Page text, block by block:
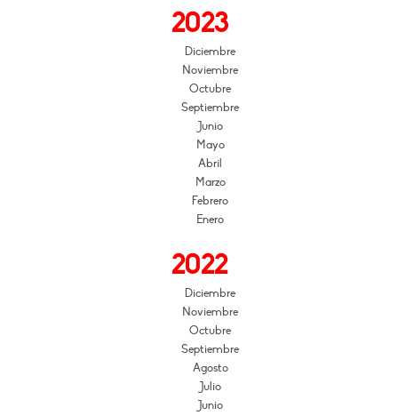
2023
Diciembre
Noviembre
Octubre
Septiembre
Junio
Mayo
Abril
Marzo
Febrero
Enero
2022
Diciembre
Noviembre
Octubre
Septiembre
Agosto
Julio
Junio